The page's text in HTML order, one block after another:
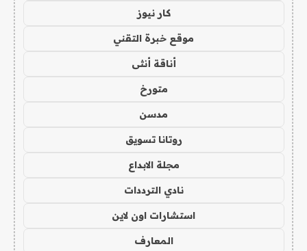
كار نيوز
موقع خبرة التقني
أناقة أنثى
متورخ
مدسن
روتانا تسويق
مجلة الابداع
نادي الترددات
استشارات اون لاين
المعارف